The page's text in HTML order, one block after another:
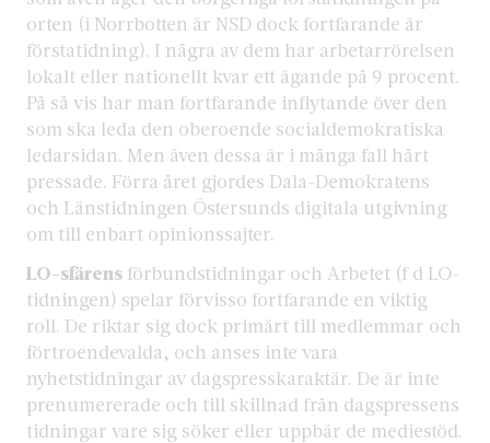
orten (i Norrbotten är NSD dock fortfarande är
förstatidning). I några av dem har arbetarrörelsen
lokalt eller nationellt kvar ett ägande på 9 procent.
På så vis har man fortfarande inflytande över den
som ska leda den oberoende socialdemokratiska
ledarsidan. Men även dessa är i många fall hårt
pressade. Förra året gjordes Dala-Demokratens
och Länstidningen Östersunds digitala utgivning
om till enbart opinionssajter.
LO-sfärens förbundstidningar och Arbetet (f d LO-
tidningen) spelar förvisso fortfarande en viktig
roll. De riktar sig dock primärt till medlemmar och
förtroendevalda, och anses inte vara
nyhetstidningar av dagspresskaraktär. De är inte
prenumererade och till skillnad från dagspressens
tidningar vare sig söker eller uppbär de mediestöd.